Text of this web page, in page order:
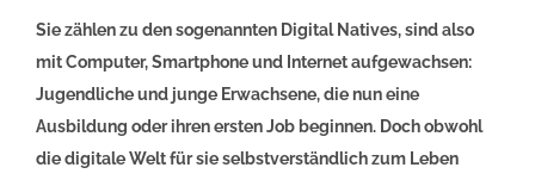
Sie zählen zu den sogenannten Digital Natives, sind also
mit Computer, Smartphone und Internet aufgewachsen:
Jugendliche und junge Erwachsene, die nun eine
Ausbildung oder ihren ersten Job beginnen. Doch obwohl
die digitale Welt für sie selbstverständlich zum Leben